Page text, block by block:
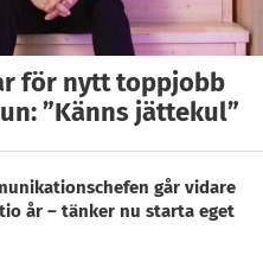
för nytt toppjobb
”Känns jättekul”
går vidare
år – tänker nu starta eget